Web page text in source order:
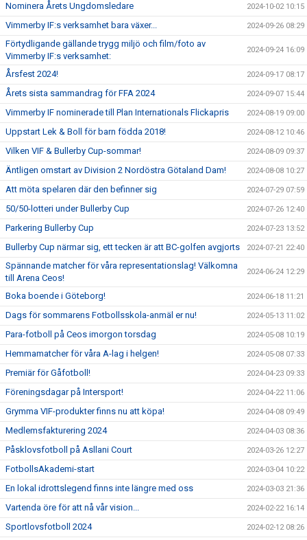
Nominera Årets Ungdomsledare 2024-10-02 10:15
Vimmerby IF:s verksamhet bara växer... 2024-09-26 08:29
Förtydligande gällande trygg miljö och film/foto av
Vimmerby IF:s verksamhet:
2024-09-24 16:09
Årsfest 2024! 2024-09-17 08:17
Årets sista sammandrag för FFA 2024 2024-09-07 15:44
Vimmerby IF nominerade till Plan Internationals Flickapris 2024-08-19 09:00
Uppstart Lek & Boll för barn födda 2018! 2024-08-12 10:46
Vilken VIF & Bullerby Cup-sommar! 2024-08-09 09:37
Äntligen omstart av Division 2 Nordöstra Götaland Dam! 2024-08-08 10:27
Att möta spelaren där den befinner sig 2024-07-29 07:59
50/50-lotteri under Bullerby Cup 2024-07-26 12:40
Parkering Bullerby Cup 2024-07-23 13:52
Bullerby Cup närmar sig, ett tecken är att BC-golfen avgjorts 2024-07-21 22:40
Spännande matcher för våra representationslag! Välkomna
till Arena Ceos!
2024-06-24 12:29
Boka boende i Göteborg! 2024-06-18 11:21
Dags för sommarens Fotbollsskola-anmäl er nu! 2024-05-13 11:02
Para-fotboll på Ceos imorgon torsdag 2024-05-08 10:19
Hemmamatcher för våra A-lag i helgen! 2024-05-08 07:33
Premiär för Gåfotboll! 2024-04-23 09:33
Föreningsdagar på Intersport! 2024-04-22 11:06
Grymma VIF-produkter finns nu att köpa! 2024-04-08 09:49
Medlemsfakturering 2024 2024-04-03 08:36
Påsklovsfotboll på Asllani Court 2024-03-26 12:27
FotbollsAkademi-start 2024-03-04 10:22
En lokal idrottslegend finns inte längre med oss 2024-03-03 21:36
Vartenda öre för att nå vår vision... 2024-02-22 16:14
Sportlovsfotboll 2024 2024-02-12 08:26